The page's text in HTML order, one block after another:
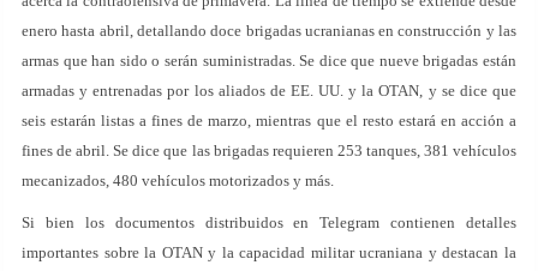
enero hasta abril, detallando doce brigadas ucranianas en construcción y las
armas que han sido o serán suministradas. Se dice que nueve brigadas están
armadas y entrenadas por los aliados de EE. UU. y la OTAN, y se dice que
seis estarán listas a fines de marzo, mientras que el resto estará en acción a
fines de abril. Se dice que las brigadas requieren 253 tanques, 381 vehículos
mecanizados, 480 vehículos motorizados y más.
Si bien los documentos distribuidos en Telegram contienen detalles
importantes sobre la OTAN y la capacidad militar ucraniana y destacan la